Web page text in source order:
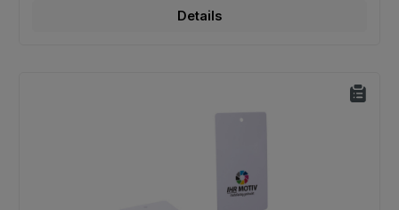
Details